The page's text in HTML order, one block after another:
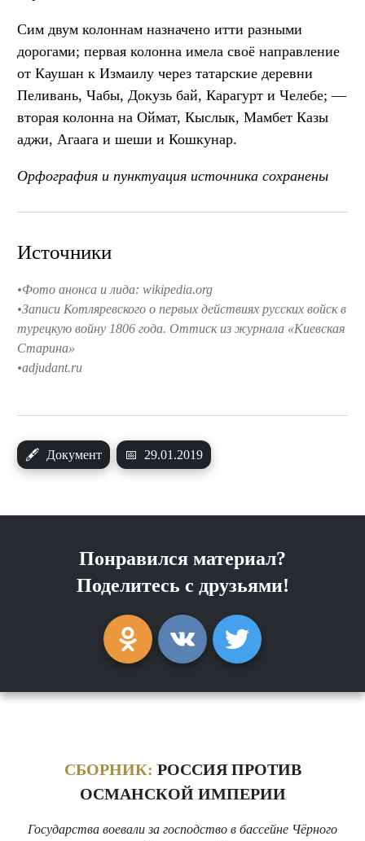
Сим двум колоннам назначено итти разными
дорогами; первая колонна имела своё направление
от Каушан к Измаилу через татарские деревни
Пеливань, Чабы, Докузь бай, Карагурт и Челебе; —
вторая колонна на Оймат, Кыслык, Мамбет Казы
аджи, Агаага и шеши и Кошкунар.
Орфография и пунктуация источника сохранены
🖋 Документ 📅 29.01.2019
Источники
Фото анонса и лида: wikipedia.org
Записи Котляревского о первых действиях русских войск в
турецкую войну 1806 года. Оттиск из журнала «Киевская
Старина»
adjudant.ru
Понравился материал?
Поделитесь с друзьями!
СБОРНИК: РОССИЯ ПРОТИВ
ОСМАНСКОЙ ИМПЕРИИ
Государства воевали за господство в бассейне Чёрного